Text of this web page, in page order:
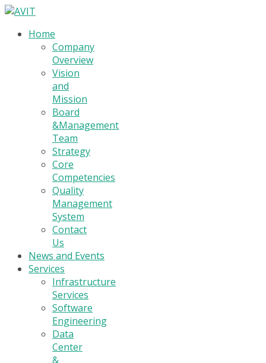
Home
Company
Overview
Vision
and
Mission
Board
&Management
Team
Strategy
Core
Competencies
Quality
Management
System
Contact
Us
News and Events
Services
Infrastructure
Services
Software
Engineering
Data
Center
&